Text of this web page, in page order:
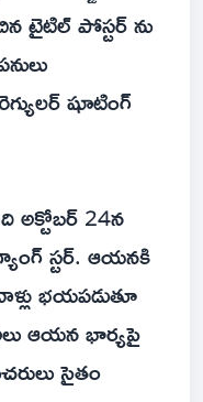
టైటిల్ పోస్టర్ ను
షూటింగ్
అక్టోబర్ 24న
స్టర్. ఆయనకి
భయపడుతూ
ఆయన భార్యపై
సైతం